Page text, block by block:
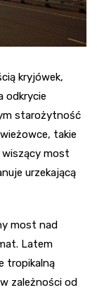
kryjówek,
odkrycie
starożytność
takie
wiszący most
urzekającą
most nad
Latem
tropikalną
zależności od